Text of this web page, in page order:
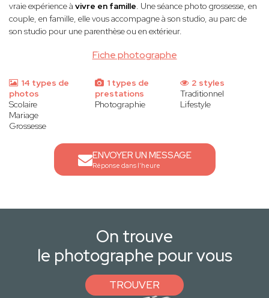
Fiche photographe
vraie expérience à vivre en famille. Une séance photo grossesse, en
couple, en famille, elle vous accompagne à son studio, au parc de
son studio pour une parenthèse ou en extérieur.
14 types de
photos
Scolaire
Mariage
Grossesse
1 types de
prestations
Photographie
2 styles
Traditionnel
Lifestyle
ENVOYER UN MESSAGE
Réponse dans l'heure
On trouve
le photographe pour vous
TROUVER